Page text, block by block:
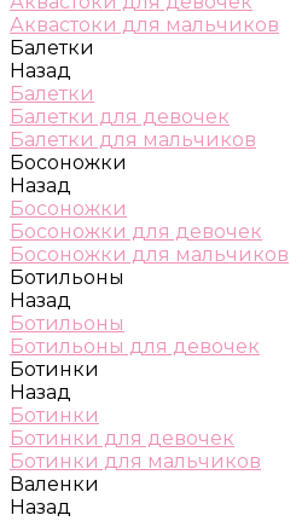
Аквастоки для мальчиков
Балетки
Назад
Балетки
Балетки для девочек
Балетки для мальчиков
Босоножки
Назад
Босоножки
Босоножки для девочек
Босоножки для мальчиков
Ботильоны
Назад
Ботильоны
Ботильоны для девочек
Ботинки
Назад
Ботинки
Ботинки для девочек
Ботинки для мальчиков
Валенки
Назад